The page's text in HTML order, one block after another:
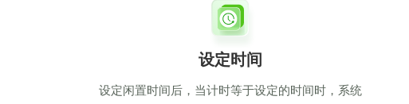
设定时间
设定闲置时间后，当计时等于设定的时间时，系统